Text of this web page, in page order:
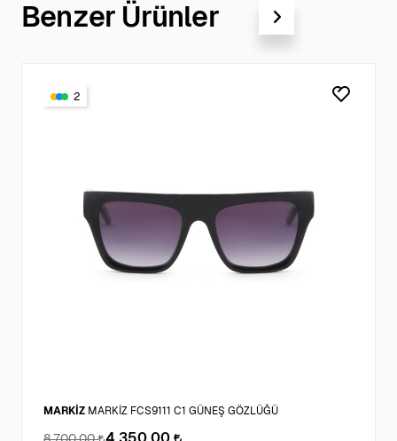
Benzer Ürünler
2
MARKİZ MARKİZ FCS9111 C1 GÜNEŞ GÖZLÜĞÜ